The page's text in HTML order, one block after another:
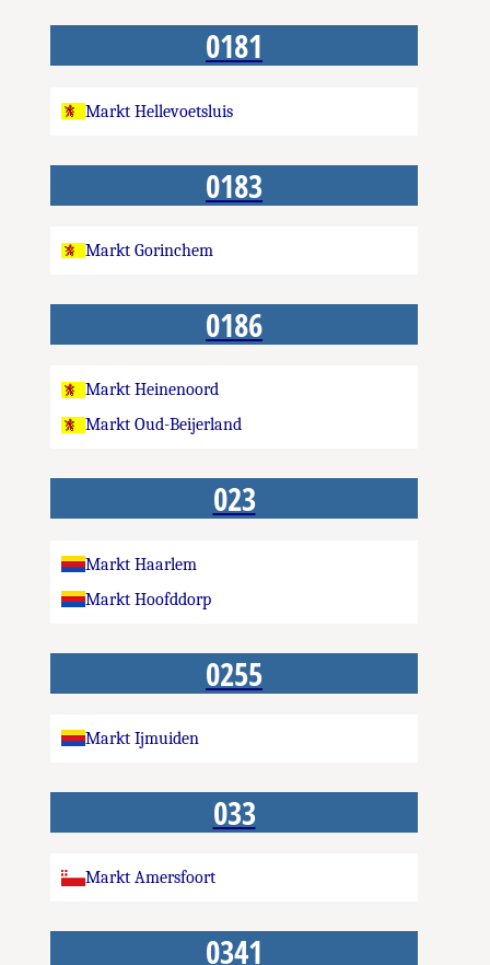
0181
Markt Hellevoetsluis
0183
Markt Gorinchem
0186
Markt Heinenoord
Markt Oud-Beijerland
023
Markt Haarlem
Markt Hoofddorp
0255
Markt Ijmuiden
033
Markt Amersfoort
0341